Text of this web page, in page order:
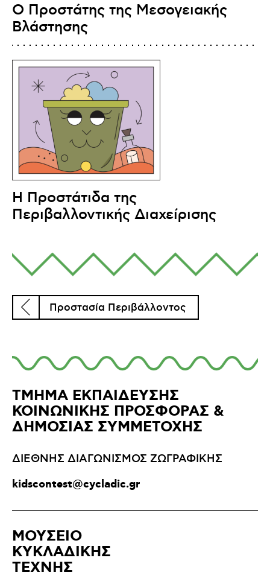
Ο Προστάτης της Μεσογειακής
Βλάστησης
Η Προστάτιδα της
Περιβαλλοντικής Διαχείρισης
Προστασία Περιβάλλοντος
ΤΜΗΜΑ ΕΚΠΑΙΔΕΥΣΗΣ
ΚΟΙΝΩΝΙΚΗΣ ΠΡΟΣΦΟΡΑΣ &
ΔΗΜΟΣΙΑΣ ΣΥΜΜΕΤΟΧΗΣ
ΔΙΕΘΝΗΣ ΔΙΑΓΩΝΙΣΜΟΣ ΖΩΓΡΑΦΙΚΗΣ
kidscontest@cycladic.gr
ΜΟΥΣΕΙΟ
ΚΥΚΛΑΔΙΚΗΣ
ΤΕΧΝΗΣ